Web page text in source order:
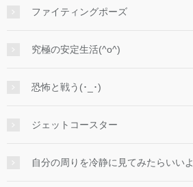
ファイティングポーズ
究極の安定生活(^o^)
恐怖と戦う(･_･)
ジェットコースター
自分の周りを冷静に見てみたらいいよ